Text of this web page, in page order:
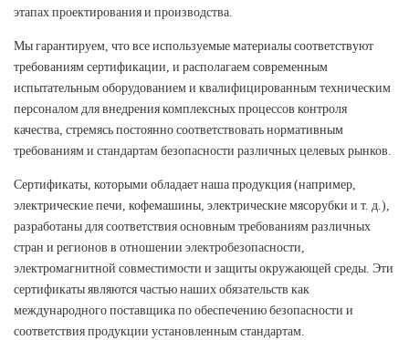
этапах проектирования и производства.
Мы гарантируем, что все используемые материалы соответствуют
требованиям сертификации, и располагаем современным
испытательным оборудованием и квалифицированным техническим
персоналом для внедрения комплексных процессов контроля
качества, стремясь постоянно соответствовать нормативным
требованиям и стандартам безопасности различных целевых рынков.
Сертификаты, которыми обладает наша продукция (например,
электрические печи, кофемашины, электрические мясорубки и т. д.),
разработаны для соответствия основным требованиям различных
стран и регионов в отношении электробезопасности,
электромагнитной совместимости и защиты окружающей среды. Эти
сертификаты являются частью наших обязательств как
международного поставщика по обеспечению безопасности и
соответствия продукции установленным стандартам.